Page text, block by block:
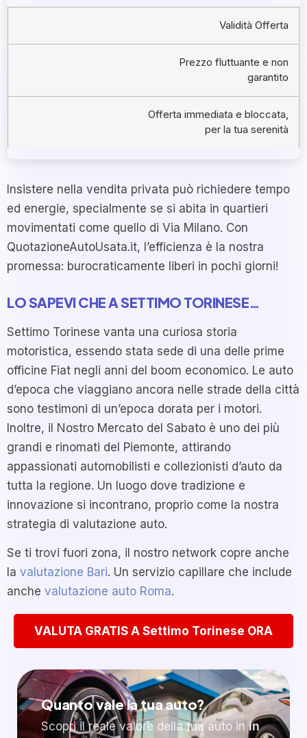
Validità Offerta
Prezzo fluttuante e non
garantito
Offerta immediata e bloccata,
per la tua serenità
Insistere nella vendita privata può richiedere tempo
ed energie, specialmente se si abita in quartieri
movimentati come quello di Via Milano. Con
QuotazioneAutoUsata.it, l’efficienza è la nostra
promessa: burocraticamente liberi in pochi giorni!
LO SAPEVI CHE A SETTIMO TORINESE…
Settimo Torinese vanta una curiosa storia
motoristica, essendo stata sede di una delle prime
officine Fiat negli anni del boom economico. Le auto
d’epoca che viaggiano ancora nelle strade della città
sono testimoni di un’epoca dorata per i motori.
Inoltre, il Nostro Mercato del Sabato è uno dei più
grandi e rinomati del Piemonte, attirando
appassionati automobilisti e collezionisti d’auto da
tutta la regione. Un luogo dove tradizione e
innovazione si incontrano, proprio come la nostra
strategia di valutazione auto.
Se ti trovi fuori zona, il nostro network copre anche
la valutazione Bari. Un servizio capillare che include
anche valutazione auto Roma.
VALUTA GRATIS A Settimo Torinese ORA
Quanto vale la tua auto?
Scopri il reale valore della tua auto inin